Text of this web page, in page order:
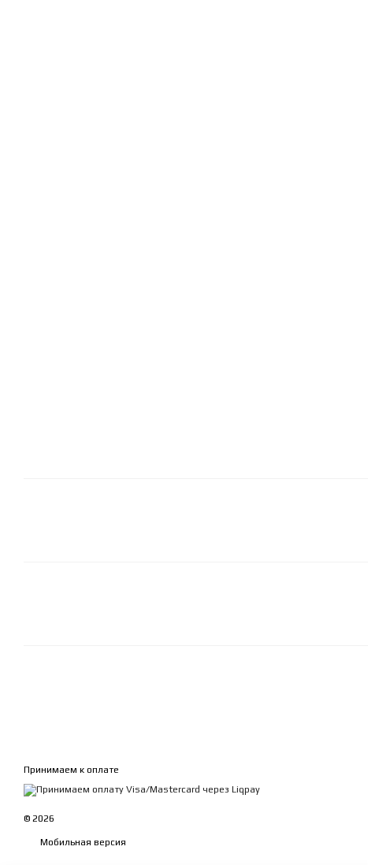
Принимаем к оплате
© 2026
Мобильная версия